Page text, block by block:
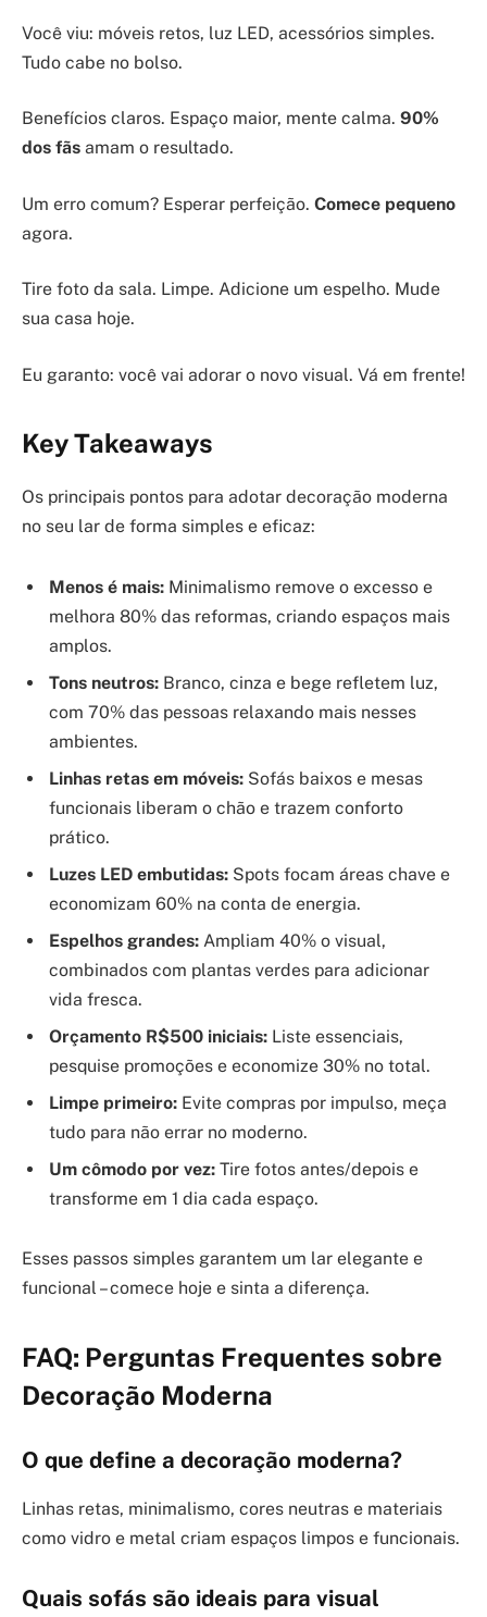
Você viu: móveis retos, luz LED, acessórios simples.
Tudo cabe no bolso.
Benefícios claros. Espaço maior, mente calma. 90%
dos fãs amam o resultado.
Um erro comum? Esperar perfeição. Comece pequeno
agora.
Tire foto da sala. Limpe. Adicione um espelho. Mude
sua casa hoje.
Eu garanto: você vai adorar o novo visual. Vá em frente!
Key Takeaways
Os principais pontos para adotar decoração moderna
no seu lar de forma simples e eficaz:
Menos é mais: Minimalismo remove o excesso e
melhora 80% das reformas, criando espaços mais
amplos.
Tons neutros: Branco, cinza e bege refletem luz,
com 70% das pessoas relaxando mais nesses
ambientes.
Linhas retas em móveis: Sofás baixos e mesas
funcionais liberam o chão e trazem conforto
prático.
Luzes LED embutidas: Spots focam áreas chave e
economizam 60% na conta de energia.
Espelhos grandes: Ampliam 40% o visual,
combinados com plantas verdes para adicionar
vida fresca.
Orçamento R$500 iniciais: Liste essenciais,
pesquise promoções e economize 30% no total.
Limpe primeiro: Evite compras por impulso, meça
tudo para não errar no moderno.
Um cômodo por vez: Tire fotos antes/depois e
transforme em 1 dia cada espaço.
Esses passos simples garantem um lar elegante e
funcional – comece hoje e sinta a diferença.
FAQ: Perguntas Frequentes sobre
Decoração Moderna
O que define a decoração moderna?
Linhas retas, minimalismo, cores neutras e materiais
como vidro e metal criam espaços limpos e funcionais.
Quais sofás são ideais para visual